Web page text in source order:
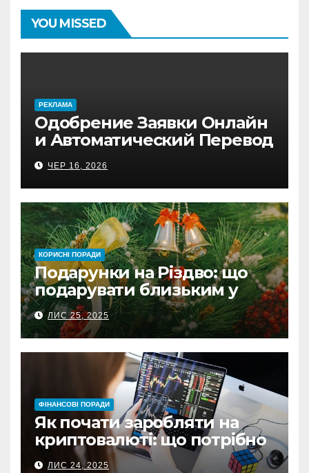
YOU MISSED
PЕКЛАМА
Одобрение Заявки Онлайн
и Автоматический Перевод
на Банковский Счёт.
Проверь
ЧЕР 16, 2026
КОРИСНІ ПОРАДИ
Подарунки на Різдво: що
подарувати близьким у
Польщі
ЛИС 25, 2025
ФІНАНСОВІ ПОРАДИ
Як почати заробляти на
криптовалюті: що потрібно
знати перед першою
ЛИС 24, 2025